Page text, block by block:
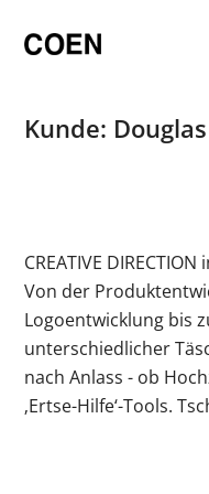
Zum
Inhalt
Zum
Inhalt
kleinen ‚Erste-
Kunde: Douglas
CREATIVE
Von der
Logoentwicklung bis
unterschiedlicher
nach Anlass - ob
‚Ertse-Hilfe‘-Tools.